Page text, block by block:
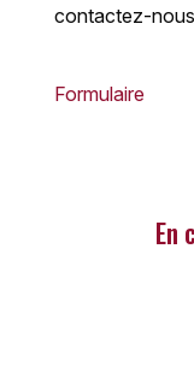
contactez-
Formulaire
En